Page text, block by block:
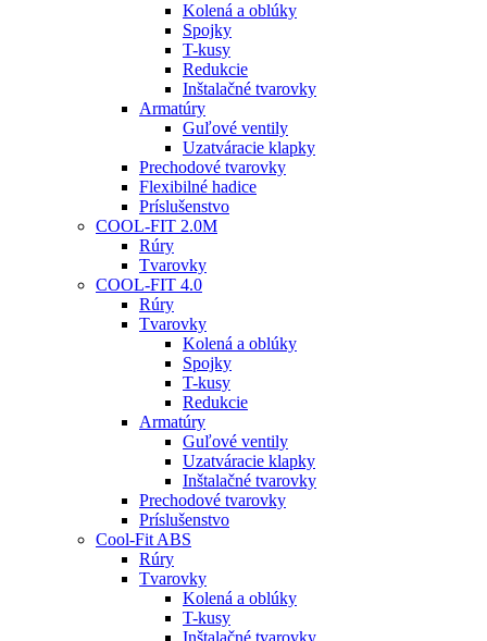
Kolená a oblúky
Spojky
T-kusy
Redukcie
Inštalačné tvarovky
Armatúry
Guľové ventily
Uzatváracie klapky
Prechodové tvarovky
Flexibilné hadice
Príslušenstvo
COOL-FIT 2.0M
Rúry
Tvarovky
COOL-FIT 4.0
Rúry
Tvarovky
Kolená a oblúky
Spojky
T-kusy
Redukcie
Armatúry
Guľové ventily
Uzatváracie klapky
Inštalačné tvarovky
Prechodové tvarovky
Príslušenstvo
Cool-Fit ABS
Rúry
Tvarovky
Kolená a oblúky
T-kusy
Inštalačné tvarovky